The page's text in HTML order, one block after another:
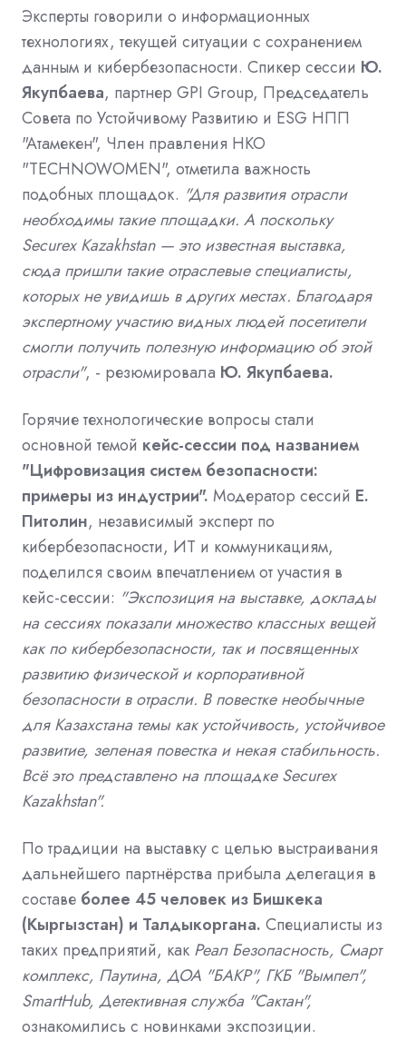
Эксперты говорили о информационных
технологиях, текущей ситуации с сохранением
данным и кибербезопасности. Спикер сессии Ю.
Якупбаева, партнер GPI Group, Председатель
Совета по Устойчивому Развитию и ESG НПП
"Атамекен", Член правления НКО
"TECHNOWOMEN", отметила важность
подобных площадок. "Для развития отрасли
необходимы такие площадки. А поскольку
Securex Kazakhstan — это известная выставка,
сюда пришли такие отраслевые специалисты,
которых не увидишь в других местах. Благодаря
экспертному участию видных людей посетители
смогли получить полезную информацию об этой
отрасли", - резюмировала Ю. Якупбаева.
Горячие технологические вопросы стали
основной темой кейс-сессии под названием
"Цифровизация систем безопасности:
примеры из индустрии". Модератор сессий Е.
Питолин, независимый эксперт по
кибербезопасности, ИТ и коммуникациям,
поделился своим впечатлением от участия в
кейс-сессии: "Экспозиция на выставке, доклады
на сессиях показали множество классных вещей
как по кибербезопасности, так и посвященных
развитию физической и корпоративной
безопасности в отрасли. В повестке необычные
для Казахстана темы как устойчивость, устойчивое
развитие, зеленая повестка и некая стабильность.
Всё это представлено на площадке Securex
Kazakhstan".
По традиции на выставку с целью выстраивания
дальнейшего партнёрства прибыла делегация в
составе более 45 человек из Бишкека
(Кыргызстан) и Талдыкоргана. Специалисты из
таких предприятий, как Реал Безопасность, Смарт
комплекс, Паутина, ДОА "БАКР", ГКБ "Вымпел",
SmartHub, Детективная служба "Сактан",
ознакомились с новинками экспозиции.